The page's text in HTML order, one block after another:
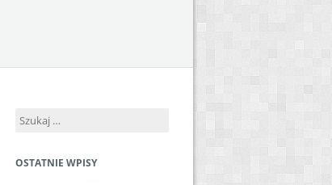
Szukaj:
OSTATNIE WPISY